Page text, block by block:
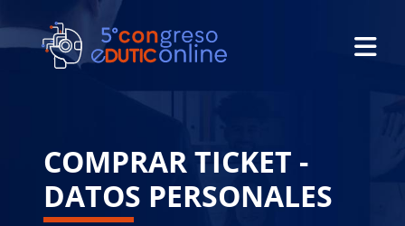
COMPRAR TICKET -
DATOS PERSONALES